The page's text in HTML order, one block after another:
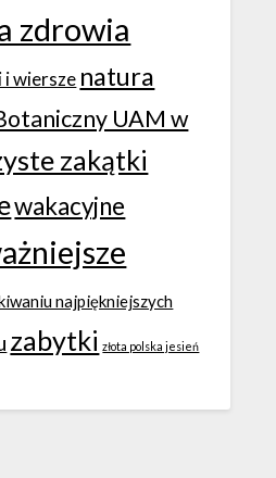
zdrowia
i wiersze natura
UAM w
zakątki
wakacyjne
najpiękniejszych
zabytki złota polska jesień